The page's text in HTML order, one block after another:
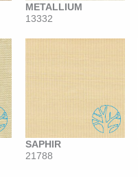
METALLIUM
13332
SAPHIR
21788